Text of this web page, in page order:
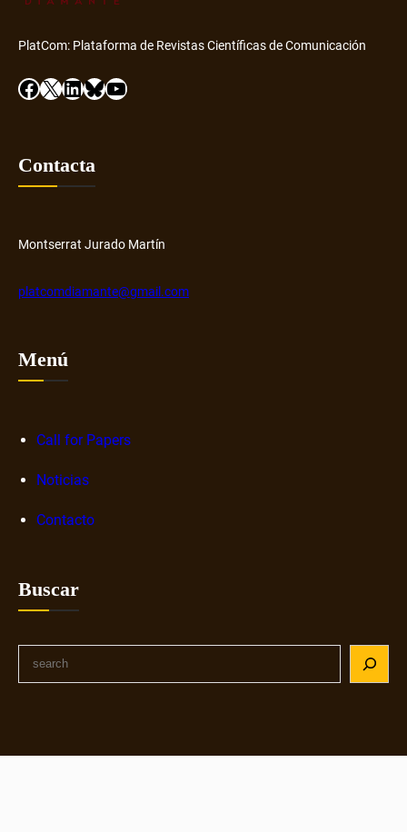
PlatCom: Plataforma de Revistas Científicas de Comunicación
Facebook X LinkedIn Bluesky YouTube
Contacta
Montserrat Jurado Martín
platcomdiamante@gmail.com
Menú
Call for Papers
Noticias
Contacto
Buscar